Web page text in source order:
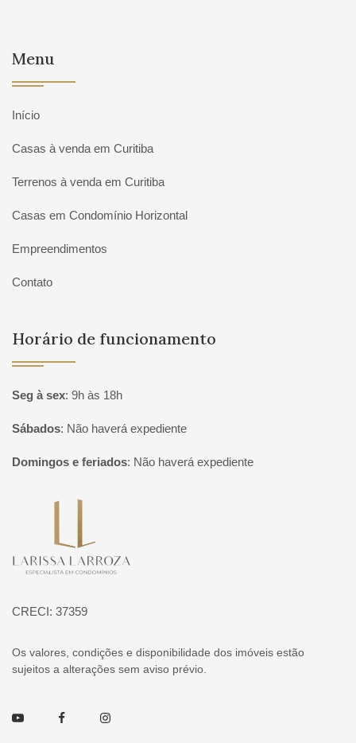
Menu
Início
Casas à venda em Curitiba
Terrenos à venda em Curitiba
Casas em Condomínio Horizontal
Empreendimentos
Contato
Horário de funcionamento
Seg à sex: 9h às 18h
Sábados: Não haverá expediente
Domingos e feriados: Não haverá expediente
CRECI: 37359
Os valores, condições e disponibilidade dos imóveis estão
sujeitos a alterações sem aviso prévio.
Youtube FacebookInstagram